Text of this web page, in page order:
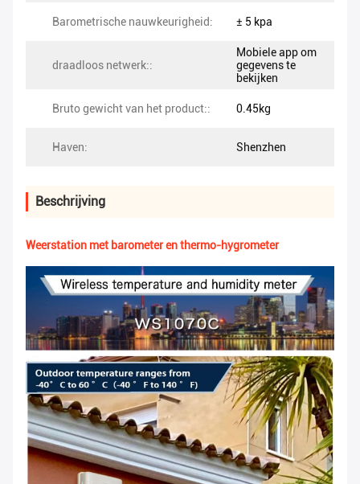
Barometrische nauwkeurigheid: ± 5 kpa
draadloos netwerk::
Mobiele app om
gegevens te
bekijken
Bruto gewicht van het product:: 0.45kg
Haven: Shenzhen
Beschrijving
Weerstation met barometer en thermo-hygrometer